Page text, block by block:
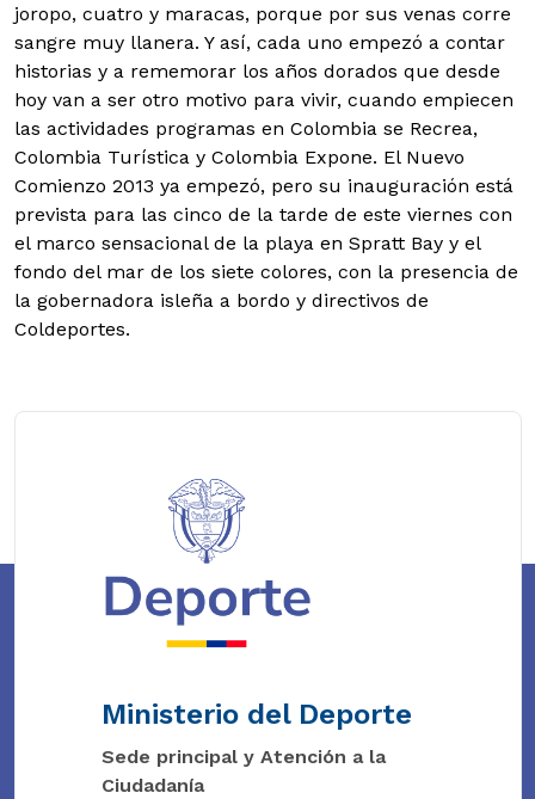
joropo, cuatro y maracas, porque por sus venas corre
sangre muy llanera. Y así, cada uno empezó a contar
historias y a rememorar los años dorados que desde
hoy van a ser otro motivo para vivir, cuando empiecen
las actividades programas en Colombia se Recrea,
Colombia Turística y Colombia Expone. El Nuevo
Comienzo 2013 ya empezó, pero su inauguración está
prevista para las cinco de la tarde de este viernes con
el marco sensacional de la playa en Spratt Bay y el
fondo del mar de los siete colores, con la presencia de
la gobernadora isleña a bordo y directivos de
Coldeportes.
Ministerio del Deporte
Sede principal y Atención a la
Ciudadanía